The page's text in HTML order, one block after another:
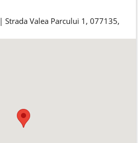
| Strada Valea Parcului 1, 077135,